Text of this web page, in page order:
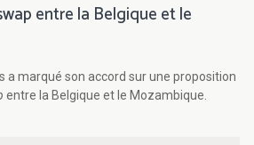
entre la Belgique et le
a marqué son accord sur une proposition
entre la Belgique et le Mozambique.